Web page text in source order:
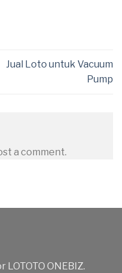
Jual Loto untuk Vacuum
Pump
a comment.
ONEBIZ.